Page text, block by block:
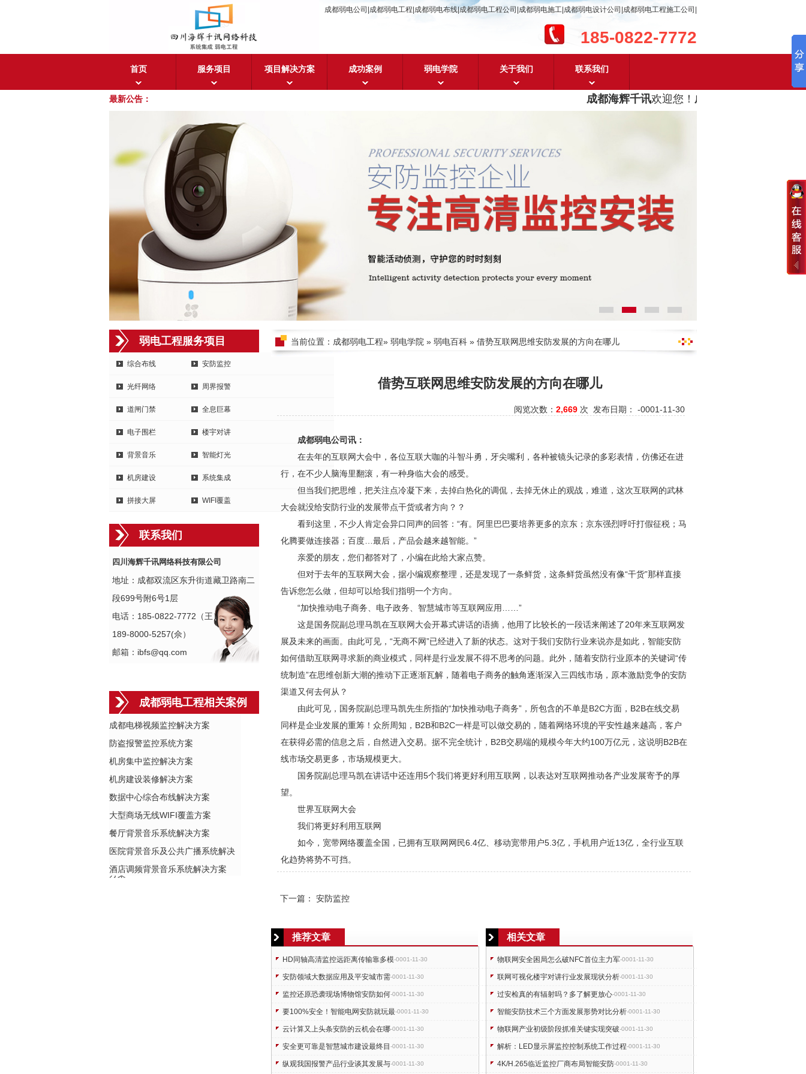
成都弱电公司|成都弱电工程|成都弱电布线|成都弱电工程公司|成都弱电施工|成都弱电设计公司|成都弱电工程施工公司|
185-0822-7772
首页 服务项目 项目解决方案 成功案例 弱电学院 关于我们 联系我们
最新公告： 成都海辉千讯欢迎您！ 成都弱电工程设计及成
弱电工程服务项目
综合布线 安防监控
光纤网络 周界报警
道闸门禁 全息巨幕
电子围栏 楼宇对讲
背景音乐 智能灯光
机房建设 系统集成
拼接大屏 WIFI覆盖
联系我们
四川海辉千讯网络科技有限公司
地址：成都双流区东升街道藏卫路南二
段699号附6号1层
电话：185-0822-7772（王）
189-8000-5257(佘）
邮箱：ibfs@qq.com
成都弱电工程相关案例
成都电梯视频监控解决方案
防盗报警监控系统方案
机房集中监控解决方案
机房建设装修解决方案
数据中心综合布线解决方案
大型商场无线WIFI覆盖方案
餐厅背景音乐系统解决方案
医院背景音乐及公共广播系统解决
方案
酒店调频背景音乐系统解决方案
当前位置： 成都弱电工程» 弱电学院 » 弱电百科 » 借势互联网思维安防发展的方向在哪儿
借势互联网思维安防发展的方向在哪儿
阅览次数： 2,669 次 发布日期： -0001-11-30
成都弱电公司讯：
在去年的互联网大会中，各位互联大咖的斗智斗勇，牙尖嘴利，各种被镜头记录的多彩表情，仿佛还在进
行，在不少人脑海里翻滚，有一种身临大会的感受。
但当我们把思维，把关注点冷凝下来，去掉白热化的调侃，去掉无休止的观战，难道，这次互联网的武林
大会就没给安防行业的发展带点干货或者方向？？
看到这里，不少人肯定会异口同声的回答：“有。阿里巴巴要培养更多的京东；京东强烈呼吁打假征税；马
化腾要做连接器；百度…最后，产品会越来越智能。”
亲爱的朋友，您们都答对了，小编在此给大家点赞。
但对于去年的互联网大会，据小编观察整理，还是发现了一条鲜货，这条鲜货虽然没有像“干货”那样直接
告诉您怎么做，但却可以给我们指明一个方向。
“加快推动电子商务、电子政务、智慧城市等互联网应用……”
这是国务院副总理马凯在互联网大会开幕式讲话的语摘，他用了比较长的一段话来阐述了20年来互联网发
展及未来的画面。由此可见，“无商不网”已经进入了新的状态。这对于我们安防行业来说亦是如此，智能安防
如何借助互联网寻求新的商业模式，同样是行业发展不得不思考的问题。此外，随着安防行业原本的关键词“传
统制造”在思维创新大潮的推动下正逐渐瓦解，随着电子商务的触角逐渐深入三四线市场，原本激励竞争的安防
渠道又何去何从？
由此可见，国务院副总理马凯先生所指的“加快推动电子商务”，所包含的不单是B2C方面，B2B在线交易
同样是企业发展的重筹！众所周知，B2B和B2C一样是可以做交易的，随着网络环境的平安性越来越高，客户
在获得必需的信息之后，自然进入交易。据不完全统计，B2B交易端的规模今年大约100万亿元，这说明B2B在
线市场交易更多，市场规模更大。
国务院副总理马凯在讲话中还连用5个我们将更好利用互联网，以表达对互联网推动各产业发展寄予的厚
望。
世界互联网大会
我们将更好利用互联网
如今，宽带网络覆盖全国，已拥有互联网网民6.4亿、移动宽带用户5.3亿，手机用户近13亿，全行业互联
化趋势将势不可挡。
下一篇： 安防监控
推荐文章
HD同轴高清监控远距离传输靠多模-0001-11-30
安防领域大数据应用及平安城市需-0001-11-30
监控还原恐袭现场博物馆安防如何-0001-11-30
要100%安全！智能电网安防就玩最-0001-11-30
云计算又上头条安防的云机会在哪-0001-11-30
安全更可靠是智慧城市建设最终目 -0001-11-30
纵观我国报警产品行业谈其发展与-0001-11-30
相关文章
物联网安全困局怎么破NFC首位主力军-0001-11-30
联网可视化楼宇对讲行业发展现状分析-0001-11-30
过安检真的有辐射吗？多了解更放心-0001-11-30
智能安防技术三个方面发展形势对比分析-0001-11-30
物联网产业初级阶段抓准关键实现突破-0001-11-30
解析：LED显示屏监控控制系统工作过程-0001-11-30
4K/H.265临近监控厂商布局智能安防-0001-11-30